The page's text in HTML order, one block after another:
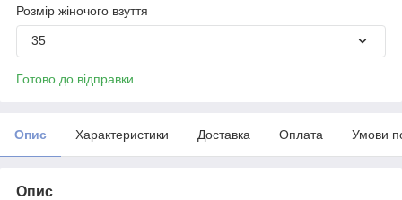
Розмір жіночого взуття
35
Готово до відправки
Опис Характеристики Доставка Оплата Умови
Опис